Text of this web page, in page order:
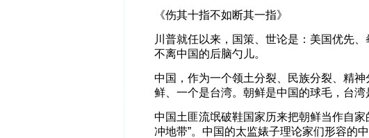
《伤其十指不如断其一指》
川普就任以来，国策、世论是：美国优先
不离中国的后脑勺儿。
中国，作为一个领土分裂、民族分裂、精
鲜、一个是台湾。朝鲜是中国的球毛，台湾
中国土匪流氓破鞋国家历来把朝鲜当作自
冲地带”。中国的太监婊子理论家们形容的